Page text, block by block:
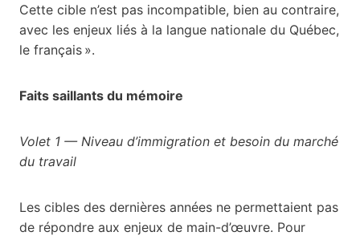
Cette cible n’est pas incompatible, bien au contraire,
avec les enjeux liés à la langue nationale du Québec,
le français ».
Faits saillants du mémoire
Volet 1 —Niveau d’immigration et besoin du marché
du travail
Les cibles des dernières années ne permettaient pas
de répondre aux enjeux de main-d’œuvre. Pour